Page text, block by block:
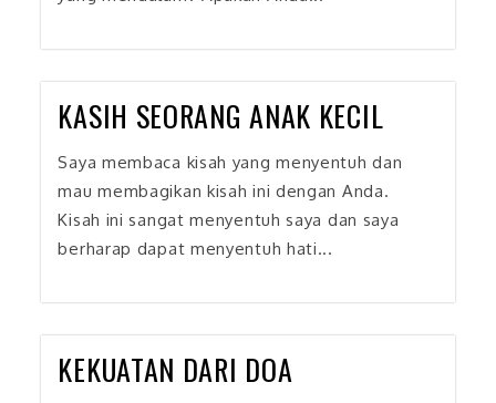
KASIH SEORANG ANAK KECIL
Saya membaca kisah yang menyentuh dan
mau membagikan kisah ini dengan Anda.
Kisah ini sangat menyentuh saya dan saya
berharap dapat menyentuh hati...
KEKUATAN DARI DOA